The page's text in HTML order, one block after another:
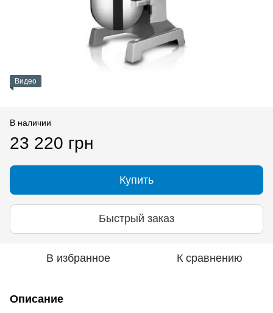
Видео
В наличии
23 220 грн
Купить
Быстрый заказ
В избранное К сравнению
Описание